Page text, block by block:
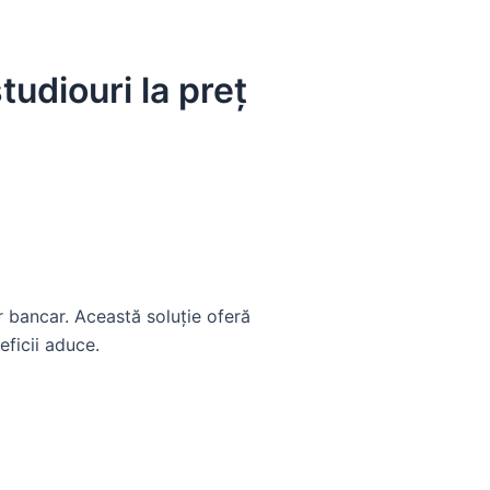
la preț
Această soluție oferă
aduce.